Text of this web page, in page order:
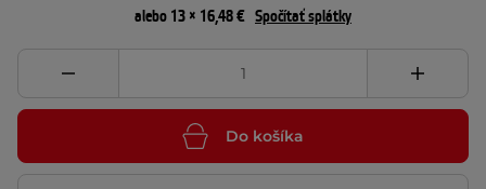
alebo 13 × 16,48 € Spočítať splátky
Do košíka